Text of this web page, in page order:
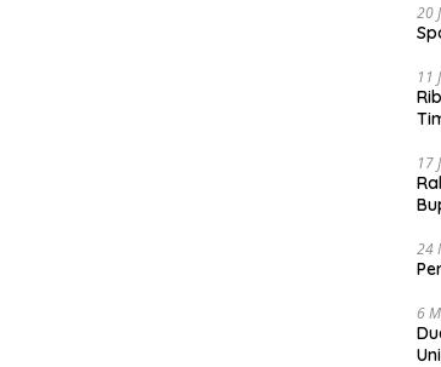
20
11
17
24
6